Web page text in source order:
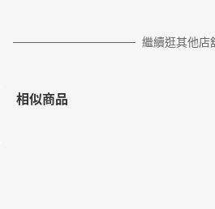
繼續逛其他店
相似商品